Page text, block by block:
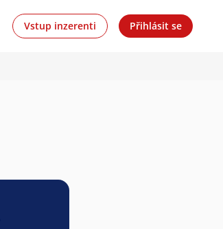
Vstup inzerenti Přihlásit se